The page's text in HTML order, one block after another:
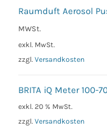
Raumduft Aerosol
MWSt.
exkl. MwSt.
zzgl. Versandkosten
BRITA iQ Meter 100-
exkl. 20 % MwSt.
zzgl. Versandkosten